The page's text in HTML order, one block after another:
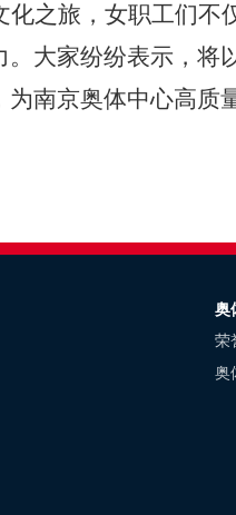
化之旅，女职工们不
大家纷纷表示，将
南京奥体中心高质
奥
荣
奥